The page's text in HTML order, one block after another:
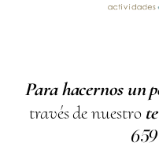
Para hacernos un
través de nuestro
659